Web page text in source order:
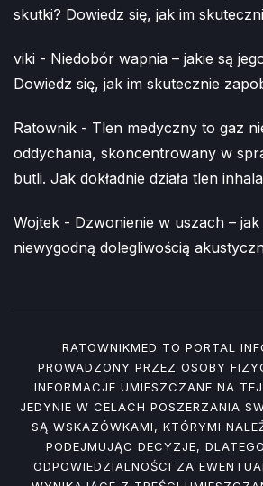
skutki? Dowiedz się, jak im
viki - Niedobór wapnia – jakie są
Dowiedz się, jak im skutecznie
Ratownik - Tlen medyczny to gaz
oddychania, skoncentrowany w
butli. Jak dokładnie działa tlen
Wojtek - Dzwonienie w uszach –
niewygodną dolegliwością
RATOWNIKMED TO PORTAL
PROWADZONY PRZEZ OSOBY
INFORMACJE UMIESZCZANE NA
JEDYNIE W CELACH POSZERZANIA
SĄ WSKAZÓWKAMI, KTÓRYMI
PODEJMUJĄC DECYZJE,
ODPOWIEDZIALNOŚCI ZA